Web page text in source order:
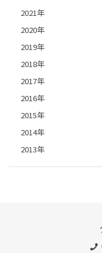
2021年
2020年
2019年
2018年
2017年
2016年
2015年
2014年
2013年